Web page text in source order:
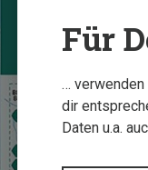
Für
… verwenden
dir
Daten u.a.